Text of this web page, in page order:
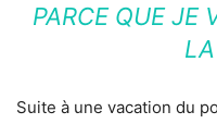
PARCE QUE JE
Suite à une vacation du